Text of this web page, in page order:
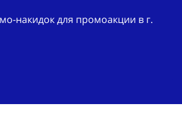
накидок для промоакции в г.